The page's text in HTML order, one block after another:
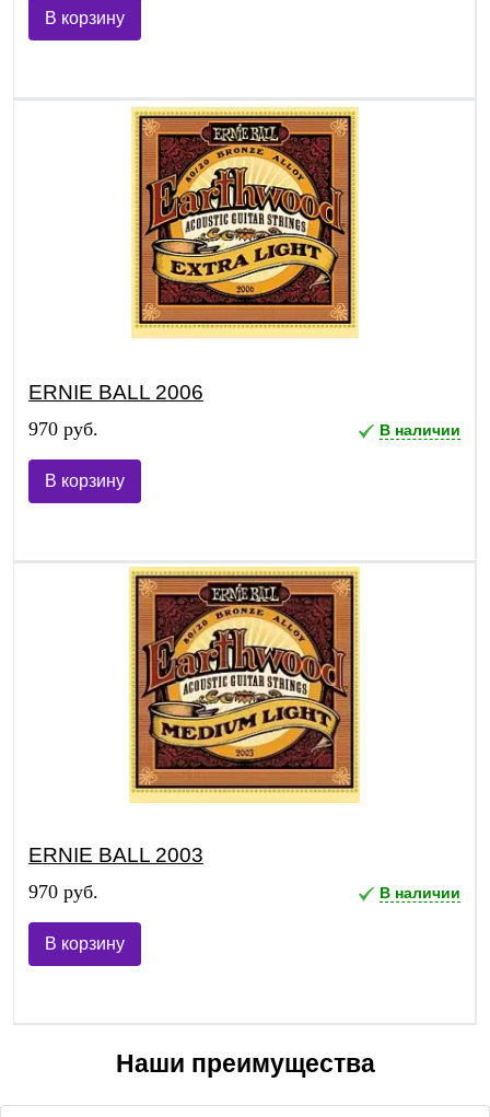
В корзину
ERNIE BALL 2006
970 руб. В наличии
В корзину
ERNIE BALL 2003
970 руб. В наличии
В корзину
Наши преимущества